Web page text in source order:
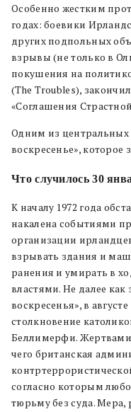
Особенно жестким
годах: боевики
других подпольных
взрывы (не только в
покушения на
(The Troubles),
«Соглашения
Одним из центральных
воскресенье», которое
Что случилось 30
К началу 1972 года
накалена событиями
организации
взрывать здания и
ранения и умирать в
властями. Не далее как
воскресенья», в
столкновение
Беллимерфи. Жертвами
чего британская
согласно которым
тюрьму без суда. Мера,